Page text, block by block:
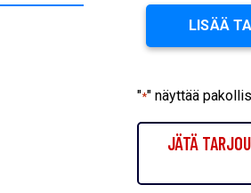
LISÄÄ
"*" näyttää
JÄTÄ